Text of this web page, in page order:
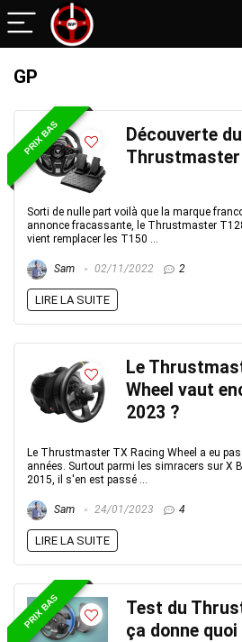
GP
PRIX BAS
Découverte
Thrustmaster
Sorti de nulle part voilà que la marque
annonce fracassante, le Thrustmaster
vient remplacer les T150 ...
Sam 02/11/2022 2
LIRE LA SUITE
Le
Wheel vaut
2023 ?
Le Thrustmaster TX Racing Wheel a eu
années. Surtout parmi les simracers sur X
2015, il s'en est passé ...
Sam 24/01/2023 4
LIRE LA SUITE
PRIX BAS
Test du
ça donne quoi